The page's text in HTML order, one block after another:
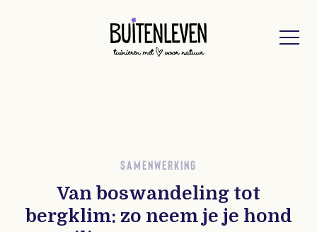
SAMENWERKING
Van boswandeling tot
bergklim: zo neem je je hond